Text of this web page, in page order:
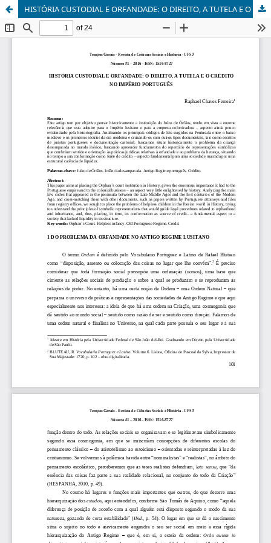
HISTÓRIA CUSTODIAL E ORFANDADE: O DIREITO, A TUTELA E O CRÉDITO NO IMPÉRIO PORTUGUÊS